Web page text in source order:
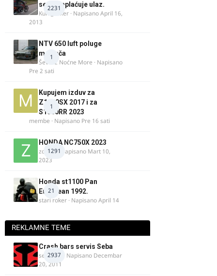
2231
se ne naplaćuje ulaz.
Kum_Mixer · NapisanoApril 16,
2013
1
NTV 650 luft poluge
menjača
Ševa iz Noćne More · Napisano
Pre 2 sati
1
Kupujem izduv za
Z1000SX 2017 i za
S1000RR 2023
membe · Napisano Pre 16 sati
1291
HONDA NC750X 2023
zdelija· Napisano Mart 10,
2023
21
Honda st1100 Pan
European 1992.
stari roker · NapisanoApril 14
REKLAMNE TEME
2937
Crash bars servis Seba
seba011 · Napisano Decembar
20, 2011